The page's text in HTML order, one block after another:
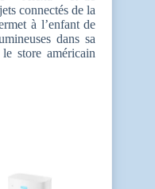
connectés de la
à l’enfant de
dans sa
store américain